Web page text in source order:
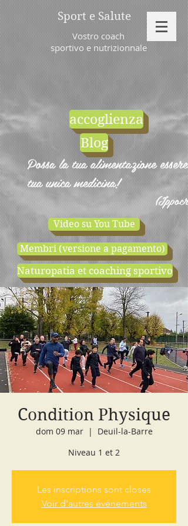
Sport e Salute
Vostro coach
sportivo e nutrizionnale
accoglienza
Blog
Possa la tua alimentazione essere
tua unica medicina!
Video su You Tube
Membri (versione a pagamento)
Naturopatia et coaching sportivo
cours d'essai negozio
Condition Physique
dom 09 mar
  |
Deuil-la-Barre
Niveau 1 et 2
Les inscriptions sont closes
Voir d'autres événements